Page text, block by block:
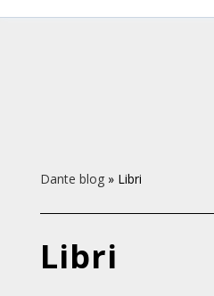
Dante blog» Libri
Libri